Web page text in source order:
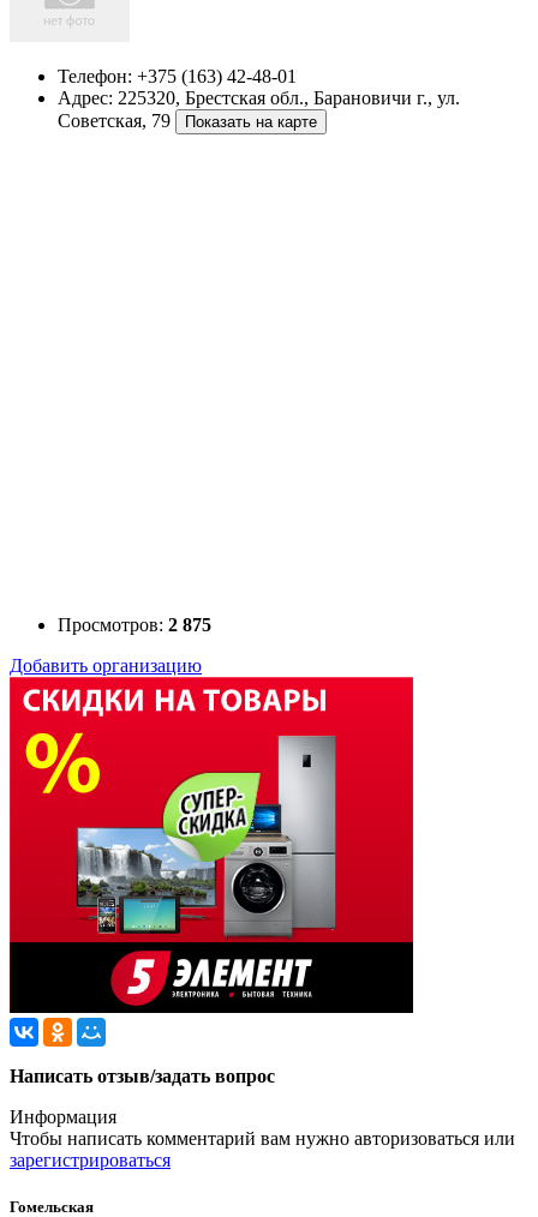
Телефон: +375 (163) 42-48-01
Адрес: 225320, Брестская обл., Барановичи г., ул.
Советская, 79
Просмотров: 2 875
Добавить организацию
Написать отзыв/задать вопрос
Информация
Чтобы написать комментарий вам нужно авторизоваться или
зарегистрироваться
Гомельская